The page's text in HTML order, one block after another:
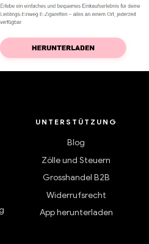
UNTERSTÜTZUNG
Blog
Zölle und Steuern
Grosshandel B2B
Widerrufsrecht
App herunterladen